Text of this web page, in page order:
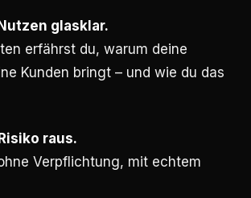
glasklar.
erfährst du, warum deine
Kunden bringt – und wie du das
raus.
Verpflichtung, mit echtem